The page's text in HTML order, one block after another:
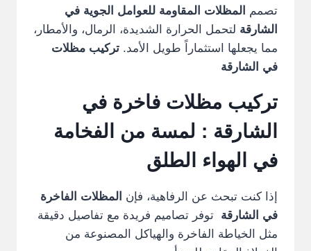
تصمم
المظلات المقاومة للعوامل الجوية في
الشارقة لتحمل الحرارة الشديدة، الرمال، والأمطار،
مما يجعلها استثماراً طويل الأمد. تركيب مظلات
في الشارقة
تركيب مظلات فاخرة في
الشارقة : لمسة من الفخامة
في الهواء الطلق
إذا كنت تبحث عن الرفاهية، فإن المظلات الفاخرة
في الشارقة توفر تصاميم فريدة مع تفاصيل دقيقة
مثل الخياطة الفاخرة والهياكل المصنوعة من